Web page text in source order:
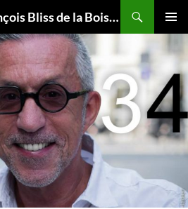
BLISS CORNER – François Bliss de la Boissière is here